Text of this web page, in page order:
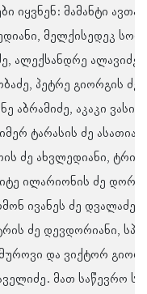
იყვნენ: მამანტი
მელქისედეკ
ალექსანდრე ალავიძე,
პეტრე გიორგის
აბრამიძე, აკაკი
ტარასის ძე
ძე ახვლედიანი,
ილარიონის ძე
ივანეს ძე დვალაძე,
ძე დევდორიანი,
და ვიქტორ
მათ საწევრო